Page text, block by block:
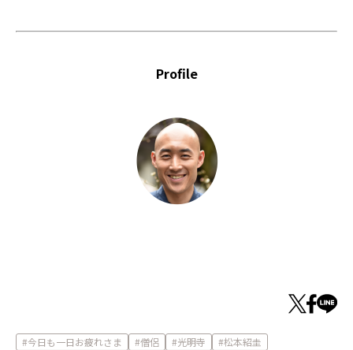
Profile
今日も一日お疲れさま 僧侶 光明寺 松本紹圭